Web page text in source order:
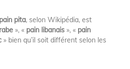
pain pita, selon Wikipédia, est
», « pain libanais», « pain
» bien qu’il soit différent selon les